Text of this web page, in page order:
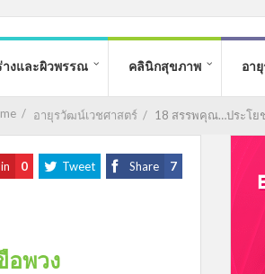
างและผิวพรรณ คลินิกสุขภาพ อา
/ อายุรวัฒน์เวชศาสตร์ / 18 สรรพคุณ…ประโย
Share 7
Tweet
0
อพวง